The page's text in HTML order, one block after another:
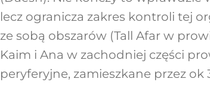
lecz ogranicza zakres kontroli tej
ze sobą obszarów (Tall Afar w
Kaim i Ana w zachodniej części
peryferyjne, zamieszkane przez